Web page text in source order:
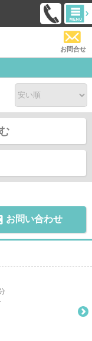
お問合せ
お問い合わせ